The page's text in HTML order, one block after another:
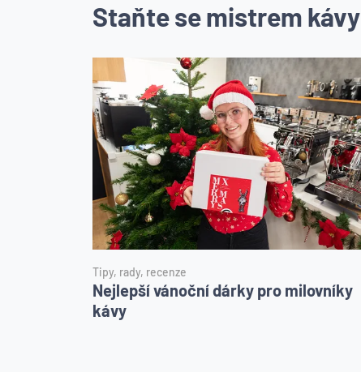
Staňte se mistrem kávy
Tipy, rady, recenze
Nejlepší vánoční dárky pro milovníky
kávy